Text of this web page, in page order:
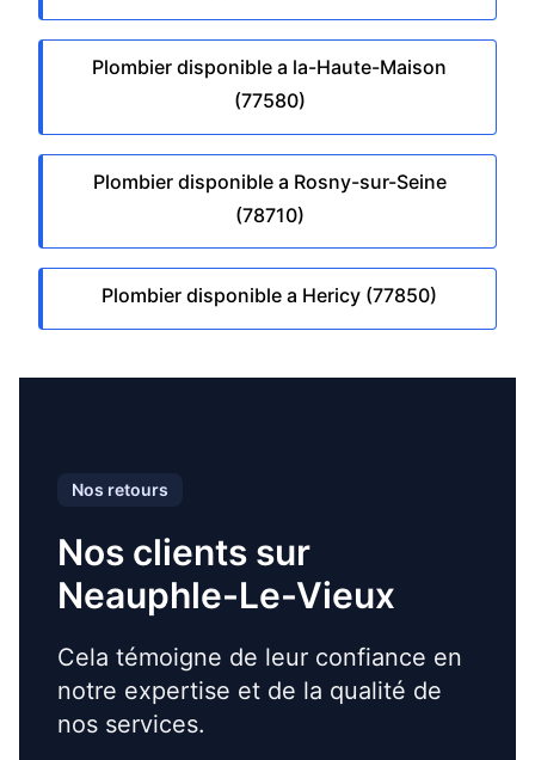
Plombier disponible a la-Haute-Maison
(77580)
Plombier disponible a Rosny-sur-Seine
(78710)
Plombier disponible a Hericy (77850)
Nos retours
Nos clients sur
Neauphle-Le-Vieux
Cela témoigne de leur confiance en
notre expertise et de la qualité de
nos services.